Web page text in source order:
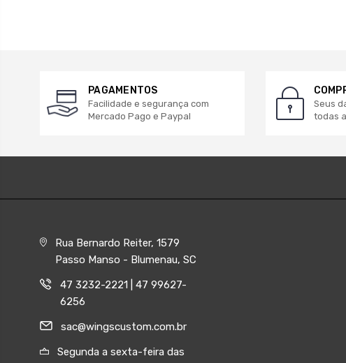
PAGAMENTOS
Facilidade e segurança com
Mercado Pago e Paypal
Seus
todas
Rua Bernardo Reiter, 1579
Passo Manso - Blumenau, SC
47 3232-2221 | 47 99627-
6256
sac@wingscustom.com.br
Segunda a sexta-feira das